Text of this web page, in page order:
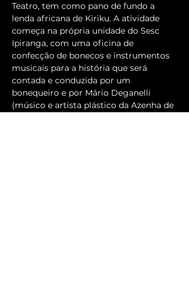
Teatro, tem como pano de fundo a
lenda africana de Kiriku. A atividade
começa na própria unidade do Sesc
Ipiranga, com uma oficina de
confecção de bonecos e instrumentos
musicais para a história que será
contada e conduzida por um
bonequeiro e por Mário Deganelli
(músico e artista plástico da Azenha de